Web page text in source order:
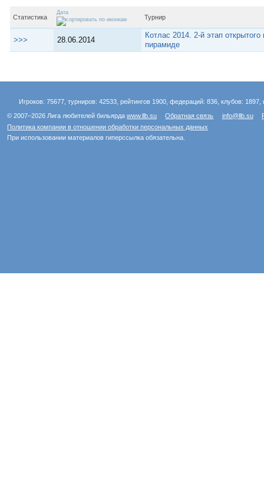
Статистика
Дата
Турнир
>>> 28.06.2014
Котлас 2014. 2-й этап
пирамиде
Игроков: 75677, турниров: 42533, рейтингов 1900, федераций: 836, клубов:
© 2007–2026 Лига любителей бильярдаwww.llb.su Обратная связь info@llb.su
Политика компании в отношении обработки персональных данных
При использовании материалов гиперссылка обязательна.